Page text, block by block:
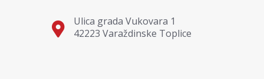
Ulica grada Vukovara 1
42223 Varaždinske Toplice